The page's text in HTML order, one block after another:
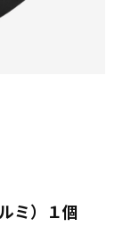
ミ）１個